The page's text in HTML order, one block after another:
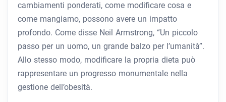
cambiamenti ponderati, come modificare cosa e
come mangiamo, possono avere un impatto
profondo. Come disse Neil Armstrong, “Un piccolo
passo per un uomo, un grande balzo per l’umanità”.
Allo stesso modo, modificare la propria dieta può
rappresentare un progresso monumentale nella
gestione dell’obesità.